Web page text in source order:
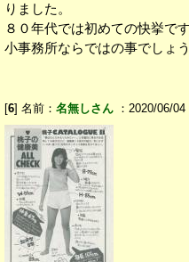
りました。
８０年代では初めての快挙で
小事務所ならではの事でしょう
[6] 名前： 名無しさん ：2020/06/